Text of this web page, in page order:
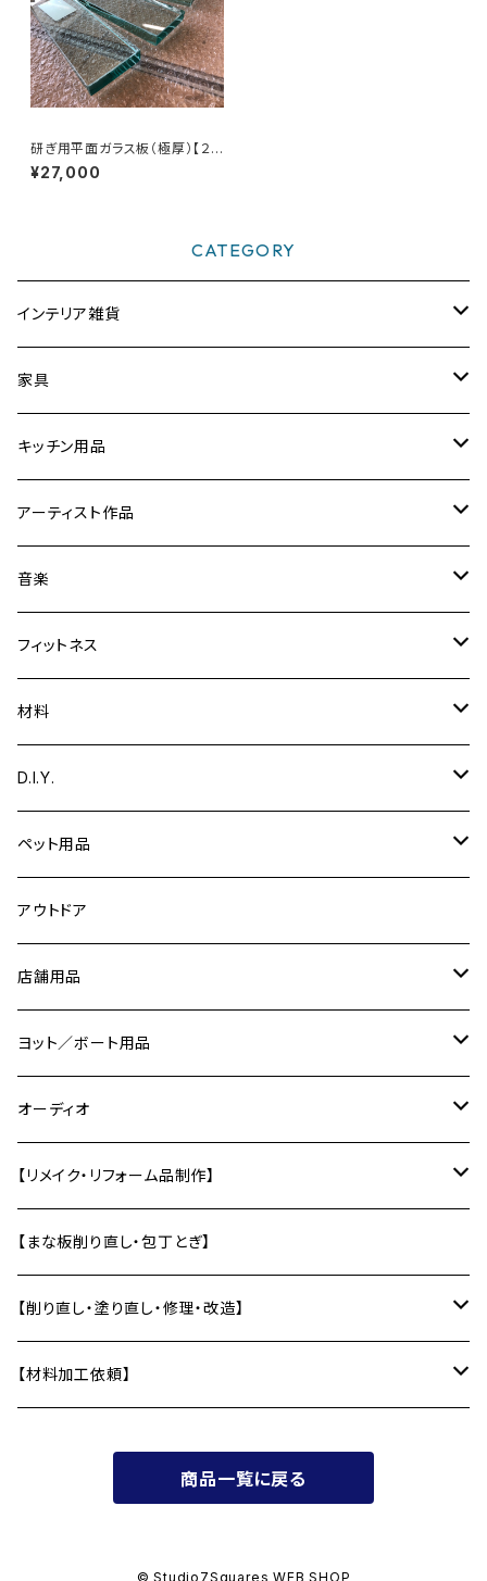
研ぎ用平面ガラス板（極厚）【２
枚セット購入の方】
¥27,000
CATEGORY
インテリア雑貨
時計
フォトフレーム／額縁／スタンド
ミラー
置物／オブジェ
文具
ガーデニング用品
小物入れ
スマホスタンド
ネームプレート／表札
バス／洗面用品
ソープディッシュ
風呂椅子
キーホルダー
壁かざり
家具
スツール
折りたたみ卓球台
音楽関連家具
テーブル
キッチン用品
【まな板削り直し・包丁とぎ】
まな板・カッティングボード
食器
エッグスタンド
鍋敷き
鍋ふた
カトラリー
コースター
トレー・お盆
アーティスト作品
Yoshibumi Shinada
彫刻
絵
音楽
ギター用品
ギタースタンド
脚台
【ギターパーツ制作】
楽器
カホン
ディフューザー
フィットネス
トレーニング用品
収納
ダンベルラック
材料
木材
アクリル
コーリアン
D.I.Y.
時計パーツ
切り文字
道具
治具
研ぎ用品
単管エンドキャップ
ペット用品
ネコの爪研ぎ
アウトドア
店舗用品
サインプレート
ディスプレイ用品
ヨット／ボート用品
船内小物
テーブル
差し板
オーディオ
オーディオラック
インシュレーター
自作スピーカー部材加工
ディフューザー
【リメイク・リフォーム品制作】
バットから制作
テーブルの削り直し・塗り直し
【まな板削り直し・包丁とぎ】
【削り直し・塗り直し・修理・改造】
テーブル
【材料加工依頼】
商品一覧に戻る
© Studio7Squares WEB SHOP